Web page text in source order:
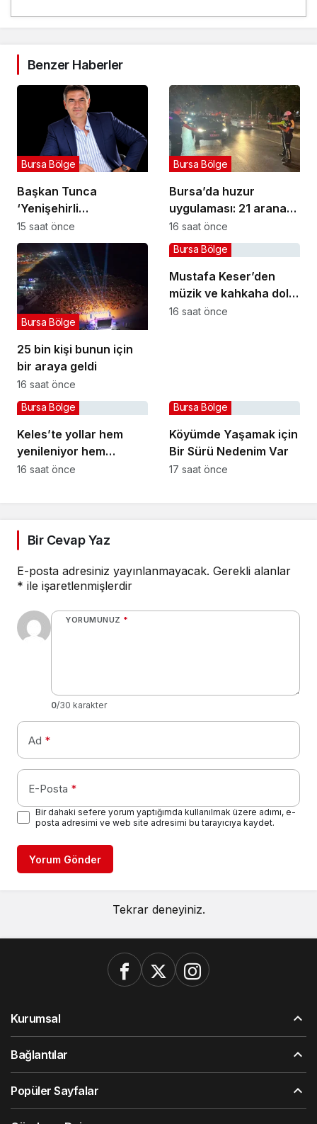
Benzer Haberler
Başkan Tunca
‘Yenişehirli
üreticilerimizin her
daim yanındayız’
Bursa Bölge
15 saat önce
Bursa’da huzur
uygulaması: 21 aranan
şahıs yakalandı, 388
bin TL ceza kesildi
Bursa Bölge
16 saat önce
25 bin kişi bunun için
bir araya geldi
Bursa Bölge
16 saat önce
Mustafa Keser’den
müzik ve kahkaha dolu
gece
Bursa Bölge
16 saat önce
Keles’te yollar hem
yenileniyor hem
genişliyor
Bursa Bölge
16 saat önce
Köyümde Yaşamak için
Bir Sürü Nedenim Var
Bursa Bölge
17 saat önce
Bir Cevap Yaz
E-posta adresiniz yayınlanmayacak. Gerekli alanlar
* ile işaretlenmişlerdir
YORUMUNUZ *
0/30 karakter
Ad *
E-Posta *
Bir dahaki sefere yorum yaptığımda kullanılmak üzere adımı, e-
posta adresimi ve web site adresimi bu tarayıcıya kaydet.
Yorum Gönder
Tekrar deneyiniz.
Kurumsal
Bağlantılar
Popüler Sayfalar